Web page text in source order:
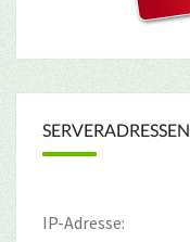
SERVERADRESSEN
IP-Adresse: